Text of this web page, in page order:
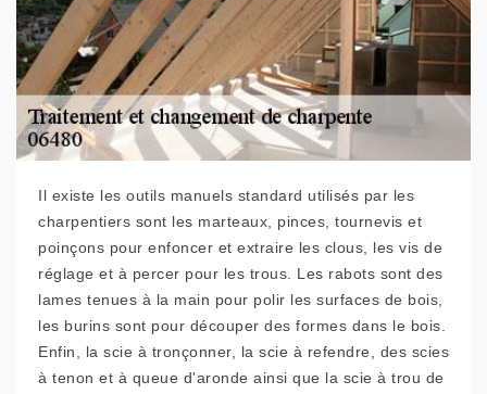
Il existe les outils manuels standard utilisés par les
charpentiers sont les marteaux, pinces, tournevis et
poinçons pour enfoncer et extraire les clous, les vis de
réglage et à percer pour les trous. Les rabots sont des
lames tenues à la main pour polir les surfaces de bois,
les burins sont pour découper des formes dans le bois.
Enfin, la scie à tronçonner, la scie à refendre, des scies
à tenon et à queue d'aronde ainsi que la scie à trou de